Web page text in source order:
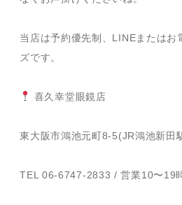
当店は予約優先制、LINEまたはお
ズです。
喜久幸堂眼鏡店
東大阪市鴻池元町8-5(JR鴻池新田
TEL 06-6747-2833 / 営業10〜19